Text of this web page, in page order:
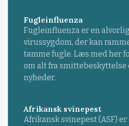
Fugleinfluenza
Fugleinfluenza er en
virussygdom, der kan
tamme fugle. Læs med her
om alt fra smittebeskyttelse
nyheder.
Afrikansk svinepest
Afrikansk svinepest (ASF)